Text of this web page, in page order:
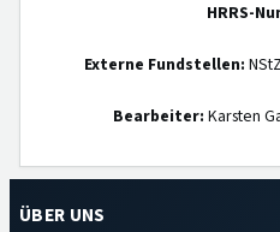
HRRS-
Externe Fundstellen:
Bearbeiter: Karsten
ÜBER UNS